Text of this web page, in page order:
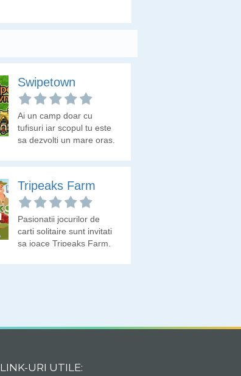
Swipetown
Ai un camp doar cu
tufisuri iar scopul tu este
sa dezvolti un mare oras.
Tripeaks Farm
Pasionatii jocurilor de
carti solitaire sunt invitati
sa joace Tripeaks Farm.
LINK-URI UTILE: